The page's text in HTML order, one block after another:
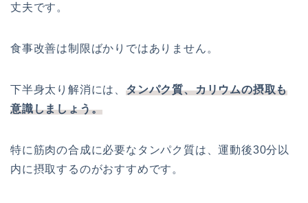
丈夫です。
食事改善は制限ばかりではありません。
下半身太り解消には、 タンパク質、カリウムの摂取も
意識しましょう。
特に筋肉の合成に必要なタンパク質は、運動後30分以
内に摂取するのがおすすめです。